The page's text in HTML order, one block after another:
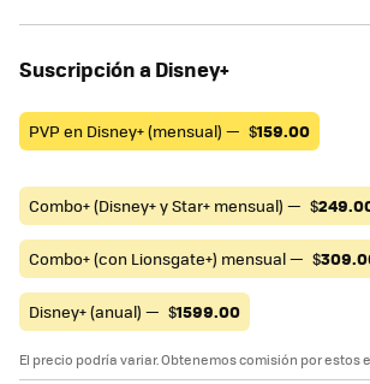
Suscripción a Disney+
PVP en Disney+ (mensual) — $159.00
Combo+ (Disney+ y Star+ mensual) — $
Combo+ (con Lionsgate+) mensual — $
Disney+ (anual) — $1599.00
El precio podría variar. Obtenemos comisión por estos